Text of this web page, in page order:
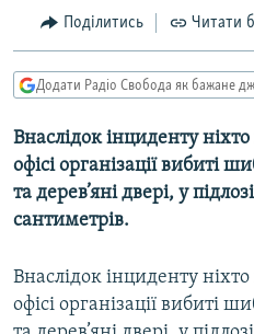
пошукуКУЛЬТУРА
СПОРТ
СВІТ
КРИМ.РЕАЛІЇ
ТИ ЯК?
КИТАЙ.ВИКЛИКИ
МУЛЬТИМЕДІА
ФОТО
СПЕЦПРОЄКТИ
ПОДКАСТИ
Поділитись Читати
Додати Радіо Свобода як бажане
Внаслідок інциденту
офісі організації вибиті
та дерев’яні двері, у
сантиметрів.
Внаслідок інциденту
офісі організації вибиті